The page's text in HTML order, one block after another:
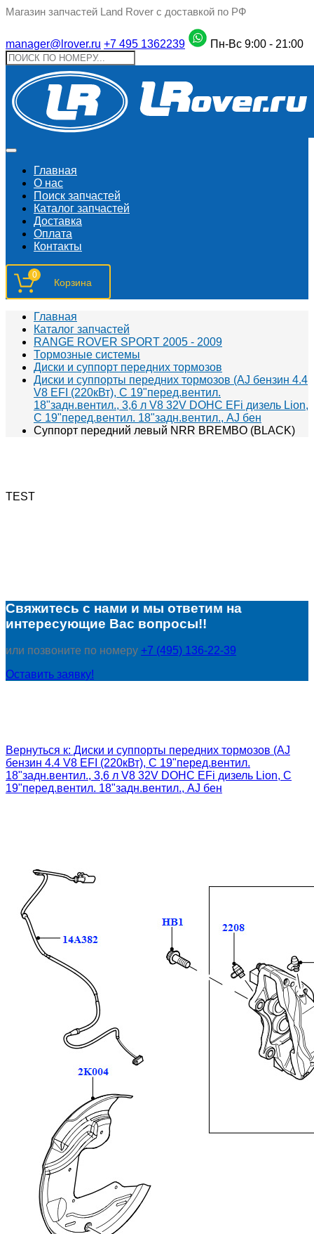
Магазин запчастей Land Rover с доставкой по РФ
manager@lrover.ru +7 495 1362239 Пн-Вс 9:00 - 21:00
Главная
О нас
Поиск запчастeй
Каталог запчастей
Доставка
Оплата
Контакты
0
Главная
Каталог запчастей
RANGE ROVER SPORT 2005 - 2009
Тормозные системы
Диски и суппорт передних тормозов
Диски и суппорты передних тормозов (AJ бензин 4.4
V8 EFI (220кВт), С 19"перед.вентил.
18"задн.вентил., 3,6 л V8 32V DOHC EFi дизель Lion,
С 19"перед.вентил. 18"задн.вентил., AJ бен
Суппорт передний левый NRR BREMBO (BLACK)
TEST
Свяжитесь с нами и мы ответим на
интересующие Вас вопросы!!
или позвоните по номеру +7 (495) 136-22-39
Оставить заявку!
Вернуться к: Диски и суппорты передних тормозов (AJ
бензин 4.4 V8 EFI (220кВт), С 19"перед.вентил.
18"задн.вентил., 3,6 л V8 32V DOHC EFi дизель Lion, С
19"перед.вентил. 18"задн.вентил., AJ бен